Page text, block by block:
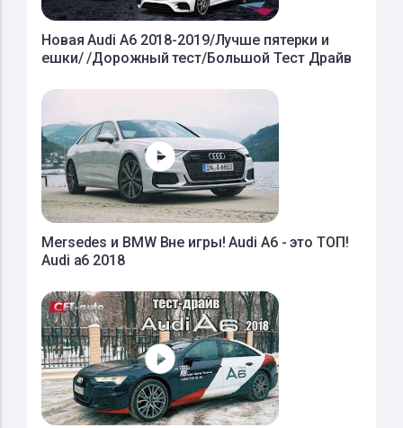
Новая Audi A6 2018-2019/Лучше пятерки и
ешки/ /Дорожный тест/Большой Тест Драйв
Mersedes и BMW Вне игры! Audi A6 - это ТОП!
Audi a6 2018